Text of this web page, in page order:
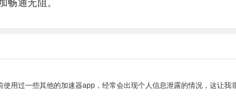
通无阻。
用过一些其他的加速器app，经常会出现个人信息泄露的情况，这让我